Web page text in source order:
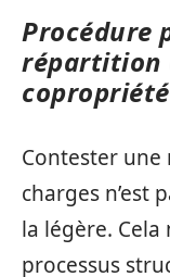
Procédure
répartition
copropriété
Contester
charges n’est
la légère. Cela
processus